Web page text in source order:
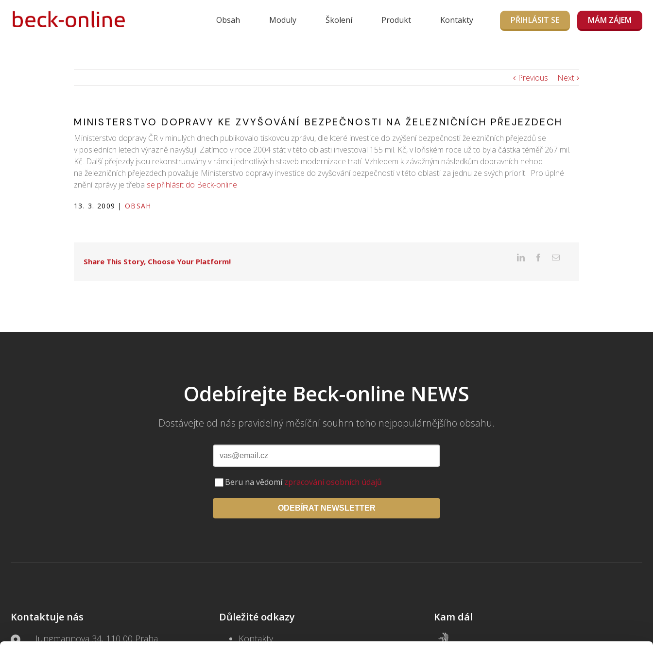
Obsah Moduly Školení Produkt Kontakty PŘIHLÁSIT SE MÁM ZÁJEM
Previous Next
MINISTERSTVO DOPRAVY KE ZVYŠOVÁNÍ BEZPEČNOSTI NA ŽELEZNIČNÍCH PŘEJEZDECH
Ministerstvo dopravy ČR v minulých dnech publikovalo tiskovou zprávu, dle které investice do zvýšení bezpečnosti železničních přejezdů se
v posledních letech výrazně navyšují. Zatímco v roce 2004 stát v této oblasti investoval 155 mil. Kč, v loňském roce už to byla částka téměř 267 mil.
Kč. Další přejezdy jsou rekonstruovány v rámci jednotlivých staveb modernizace tratí. Vzhledem k závažným následkům dopravních nehod
na železničních přejezdech považuje Ministerstvo dopravy investice do zvyšování bezpečnosti v této oblasti za jednu ze svých priorit. Pro úplné
znění zprávy je třeba se přihlásit do Beck-online
13. 3. 2009 | OBSAH
Share This Story, Choose Your Platform!
Odebírejte Beck-online NEWS
Dostávejte od nás pravidelný měsíční souhrn toho nejpopulárnějšího obsahu.
Beru na vědomízpracování osobních údajů
ODEBÍRAT NEWSLETTER
Kontaktuje nás
Jungmannova 34, 110 00 Praha
Důležité odkazy
Kontakty
Kam dál